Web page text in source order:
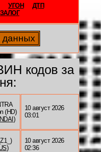
УГОН
ДТП
ЗАЛОГ
кодов за
(HD)
)
10 август 2026
03:01
)
10 август 2026
02:36